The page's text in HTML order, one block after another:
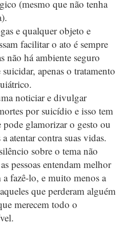
(mesmo que não tenha
e qualquer objeto e
facilitar o ato é sempre
não há ambiente seguro
apenas o tratamento
noticiar e divulgar
por suicídio e isso tem
pode glamorizar o gesto ou
atentar contra suas vidas.
sobre o tema não
pessoas entendam melhor
fazê-lo, e muito menos a
que perderam alguém
merecem todo o